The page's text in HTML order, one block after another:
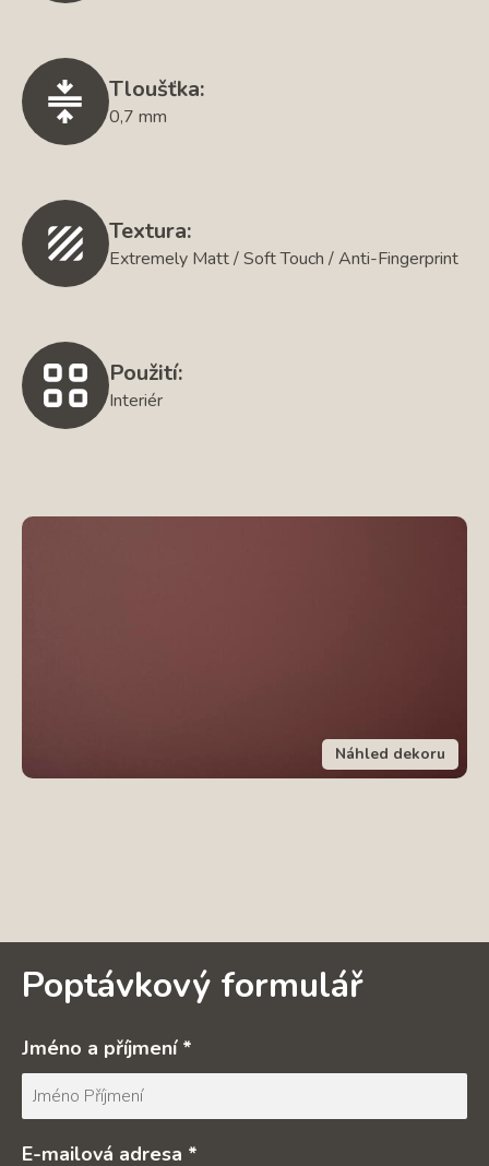
Tloušťka:
0,7 mm
Textura:
Extremely Matt / Soft Touch / Anti-Fingerprint
Použití:
Interiér
Náhled dekoru
Poptávkový formulář
Jméno a příjmení *
E-mailová adresa *